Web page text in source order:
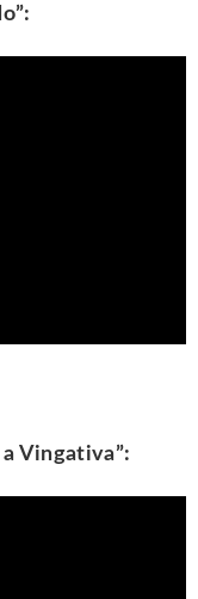
a Vingativa”: